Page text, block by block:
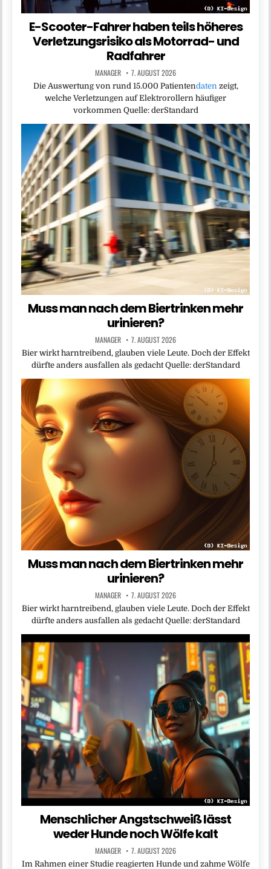
E-Scooter-Fahrer haben teils höheres
Verletzungsrisiko als Motorrad- und
Radfahrer
MANAGER 7. AUGUST 2026
Die Auswertung von rund 15.000 Patientendaten zeigt,
welche Verletzungen auf Elektrorollern häufiger
vorkommen Quelle: derStandard
Muss man nach dem Biertrinken mehr
urinieren?
MANAGER 7. AUGUST 2026
Bier wirkt harntreibend, glauben viele Leute. Doch der Effekt
dürfte anders ausfallen als gedacht Quelle: derStandard
Muss man nach dem Biertrinken mehr
urinieren?
MANAGER 7. AUGUST 2026
Bier wirkt harntreibend, glauben viele Leute. Doch der Effekt
dürfte anders ausfallen als gedacht Quelle: derStandard
Menschlicher Angstschweiß lässt
weder Hunde noch Wölfe kalt
MANAGER 7. AUGUST 2026
Im Rahmen einer Studie reagierten Hunde und zahme Wölfe